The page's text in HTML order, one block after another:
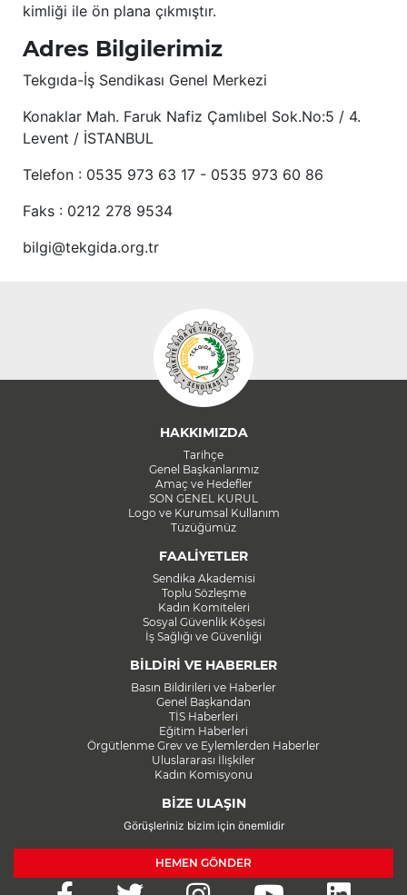
kimliği ile ön plana çıkmıştır.
Adres Bilgilerimiz
Tekgıda-İş Sendikası Genel Merkezi
Konaklar Mah. Faruk Nafiz Çamlıbel Sok.No:5 / 4.
Levent / İSTANBUL
Telefon : 0535 973 63 17 - 0535 973 60 86
Faks : 0212 278 9534
bilgi@tekgida.org.tr
HAKKIMIZDA
Tarihçe
Genel Başkanlarımız
Amaç ve Hedefler
SON GENEL KURUL
Logo ve Kurumsal Kullanım
Tüzüğümüz
FAALİYETLER
Sendika Akademisi
Toplu Sözleşme
Kadın Komiteleri
Sosyal Güvenlik Köşesi
İş Sağlığı ve Güvenliği
BİLDİRİ VE HABERLER
Basın Bildirileri ve Haberler
Genel Başkandan
TİS Haberleri
Eğitim Haberleri
Örgütlenme Grev ve Eylemlerden Haberler
Uluslararası İlişkiler
Kadın Komisyonu
BİZE ULAŞIN
Görüşleriniz bizim için önemlidir
HEMEN GÖNDER